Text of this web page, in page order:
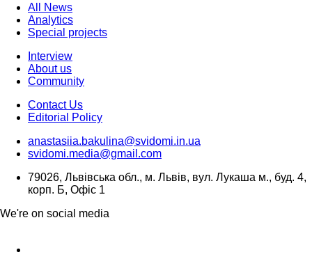
All News
Analytics
Special projects
Interview
About us
Community
Contact Us
Editorial Policy
anastasiia.bakulina@svidomi.in.ua
svidomi.media@gmail.com
79026, Львівська обл., м. Львів, вул. Лукаша м., буд. 4,
корп. Б, Офіс 1
We're on social media